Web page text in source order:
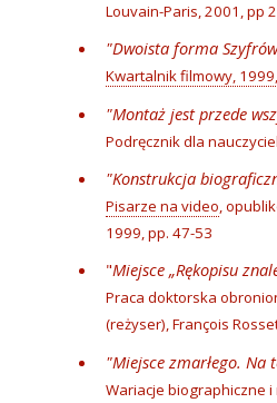
Louvain-Paris, 2001, pp
"Dwoista forma
Kwartalnik filmowy,
"Montaż jest przede
Podręcznik dla
"Konstrukcja
Pisarze na video,
1999, pp. 47-53
"Miejsce „Rękopisu
Praca doktorska
(reżyser), François
"Miejsce zmarłego. Na
Wariacje biographiczne